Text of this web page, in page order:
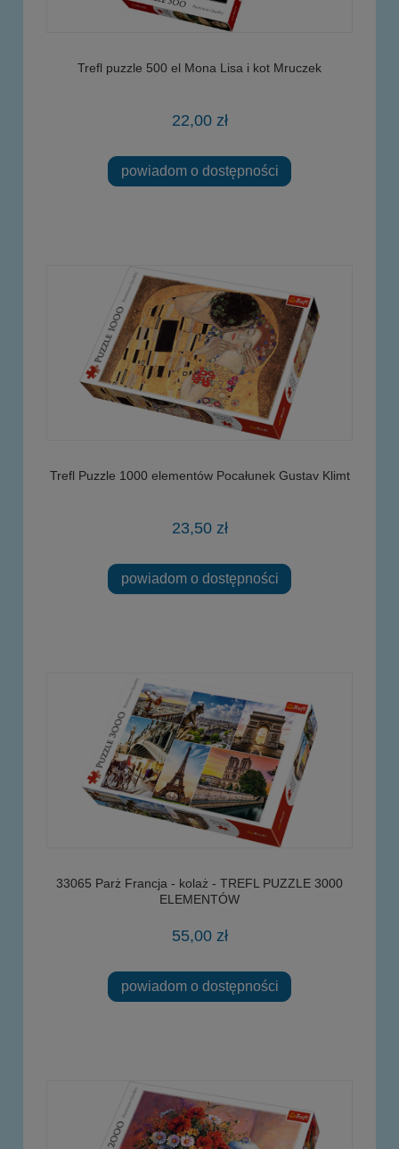
Trefl puzzle 500 el Mona Lisa i kot Mruczek
22,00 zł
powiadom o dostępności
Trefl Puzzle 1000 elementów Pocałunek Gustav Klimt
23,50 zł
powiadom o dostępności
33065 Parż Francja - kolaż - TREFL PUZZLE 3000
ELEMENTÓW
55,00 zł
powiadom o dostępności